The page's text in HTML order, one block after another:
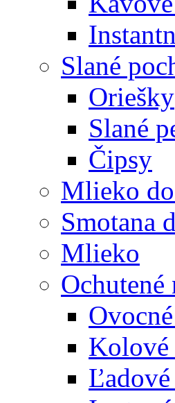
Slané
Oriešky
Slané
Čipsy
Mlieko
Smotana
Mlieko
Ochutené
Kolové
Ľadové